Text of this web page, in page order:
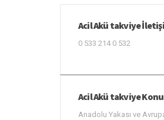
Acil Akü takviye
0 533 214 0 532
Acil Akü takviye
Anadolu Yakası ve